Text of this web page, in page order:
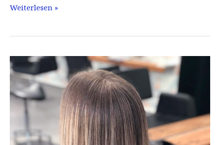
Balayage
Arbuti
Weiterlesen »